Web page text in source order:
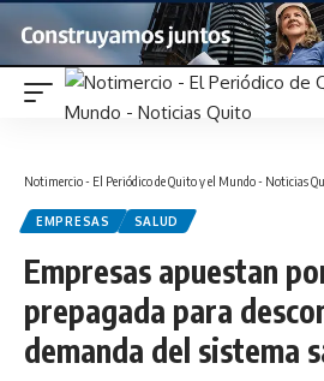
Notimercio - El Periódico de Quito y el Mundo - Noticias
EMPRESAS SALUD
Empresas apuestan
prepagada para
demanda del sistema